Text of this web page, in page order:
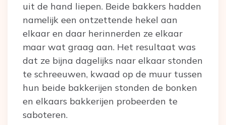
uit de hand liepen. Beide bakkers hadden
namelijk een ontzettende hekel aan
elkaar en daar herinnerden ze elkaar
maar wat graag aan. Het resultaat was
dat ze bijna dagelijks naar elkaar stonden
te schreeuwen, kwaad op de muur tussen
hun beide bakkerijen stonden de bonken
en elkaars bakkerijen probeerden te
saboteren.